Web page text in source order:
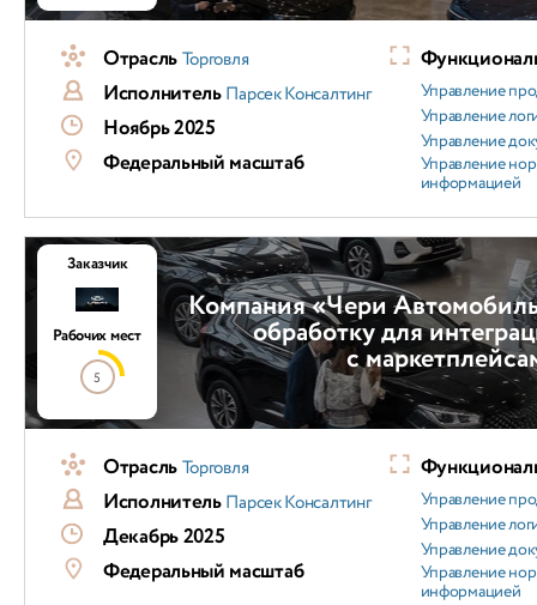
ОтрасльТорговля
ИсполнительПарсек Консалтинг
Ноябрь 2025
Федеральный масштаб
Управление
Управление
Управление
Управление
информацией
Компания «Чери
обработку для
с
Заказчик
Рабочих мест
5
ОтрасльТорговля
ИсполнительПарсек Консалтинг
Декабрь 2025
Федеральный масштаб
Управление
Управление
Управление
Управление
информацией